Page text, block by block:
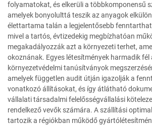
folyamatokat, és elkerüli a többkomponensű
amelyek bonyolulttá teszik az anyagok
élettartama talán a legjelentősebb
mivel a tartós, évtizedekig megbízhatóan
megakadályozzák azt a környezeti terhet,
okoznának. Egyes létesítmények harmadik
környezetvédelmi tanúsítványok
amelyek független audit útján igazolják a
vonatkozó állításokat, és így átlátható
vállalati társadalmi felelősségvállalási
rendelkező vevők számára. A szállítási
tartozik a régiókban működő